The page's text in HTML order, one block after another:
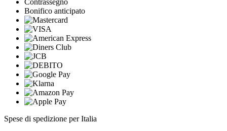
Bonifico anticipato
Spese di spedizione per Italia